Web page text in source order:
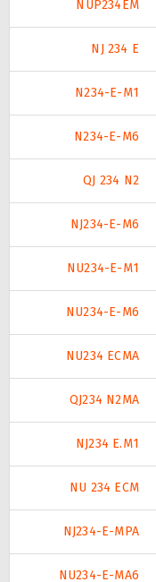
NUP234EM
NJ 234 E
N234-E-M1
N234-E-M6
QJ 234 N2
NJ234-E-M6
NU234-E-M1
NU234-E-M6
NU234 ECMA
QJ234 N2MA
NJ234 E.M1
NU 234 ECM
NJ234-E-MPA
NU234-E-MA6